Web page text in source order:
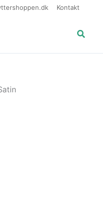
Kontakt
Søg